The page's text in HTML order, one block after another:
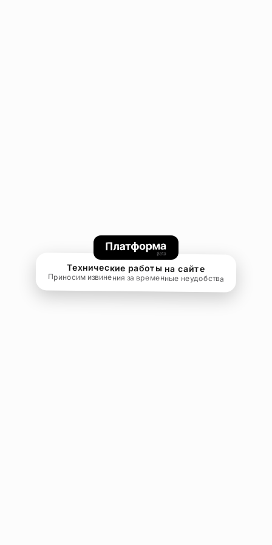
Технические работы на сайте
Приносим извинения за временные неудобства